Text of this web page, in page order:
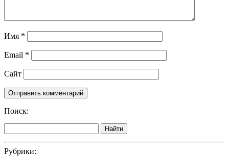
Имя *
Email *
Сайт
Поиск:
Найти
Рубрики: